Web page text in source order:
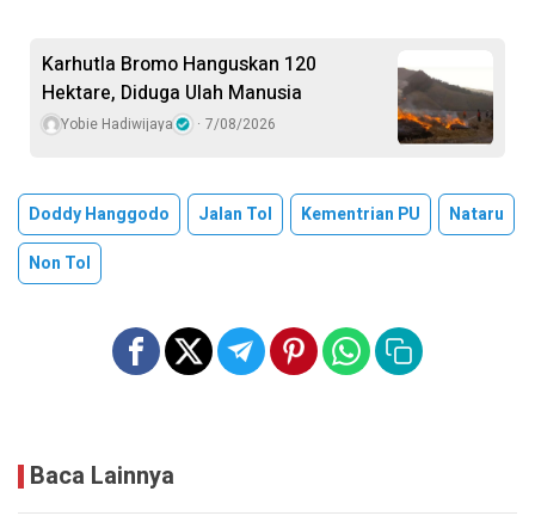
Karhutla Bromo Hanguskan 120
Hektare, Diduga Ulah Manusia
Yobie Hadiwijaya 7/08/2026
Doddy Hanggodo Jalan Tol Kementrian PU
Nataru
Non Tol
Baca Lainnya